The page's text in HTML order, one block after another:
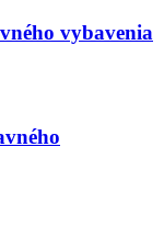
vybavenia